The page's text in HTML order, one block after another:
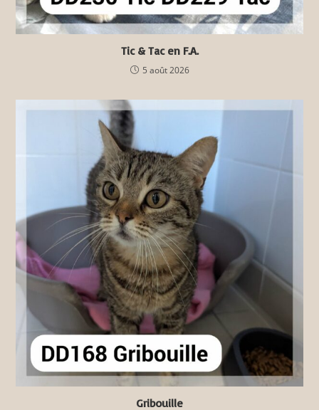
Tic & Tac en F.A.
5 août 2026
Gribouille